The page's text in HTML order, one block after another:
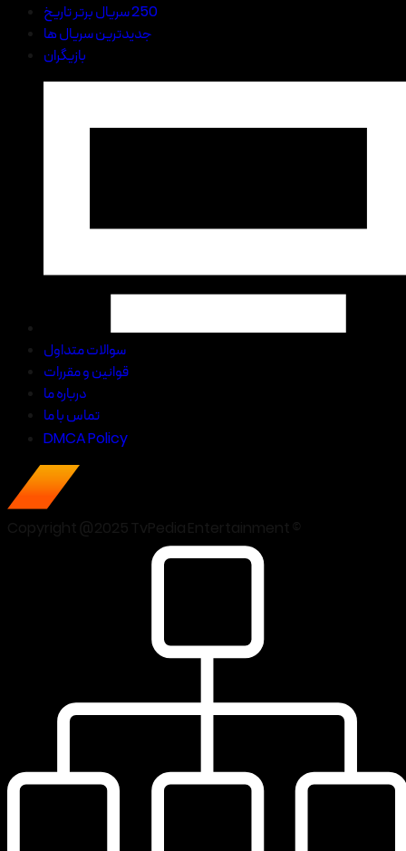
250 سریال برتر تاریخ
جدیدترین سریال ها
بازیگران
سوالات متداول
قوانین و مقررات
درباره ما
تماس با ما
DMCA Policy